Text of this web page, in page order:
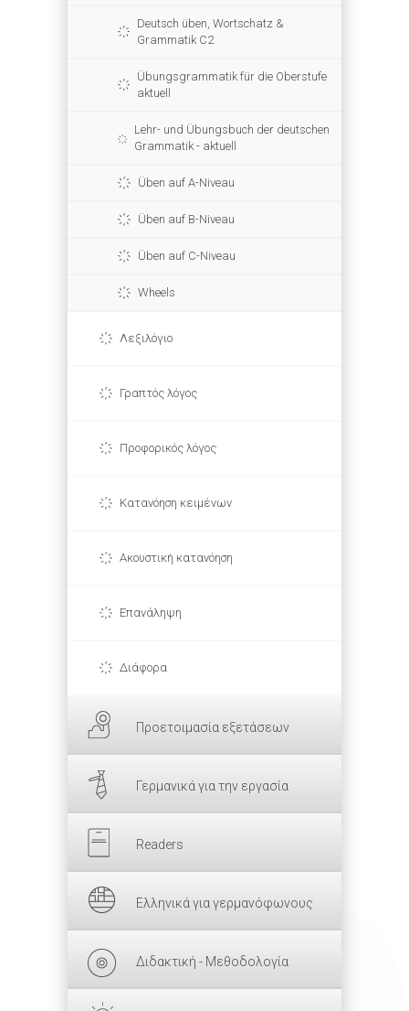
Deutsch üben, Wortschatz &
Grammatik C2
Übungsgrammatik für die Oberstufe
aktuell
Lehr- und Übungsbuch der deutschen
Grammatik - aktuell
Üben auf A-Niveau
Üben auf B-Niveau
Üben auf C-Niveau
Wheels
Λεξιλόγιο
Γραπτός λόγος
Προφορικός λόγος
Κατανόηση κειμένων
Ακουστική κατανόηση
Επανάληψη
Διάφορα
Προετοιμασία εξετάσεων
Γερμανικά για την εργασία
Readers
Ελληνικά για γερμανόφωνους
Διδακτική - Μεθοδολογία